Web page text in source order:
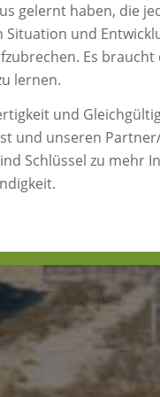
gelernt haben, die
Situation und
Es
lernen.
und
und unseren
Schlüssel zu mehr